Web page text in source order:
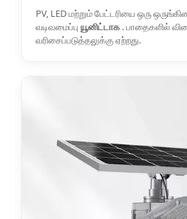
PV, LED மற்றும் பேட்டரியை ஒரு
வடிவமைப்பு யூனிட்டாக . பாதைகளில்
வரிசைப்படுத்தலுக்கு ஏற்றது.